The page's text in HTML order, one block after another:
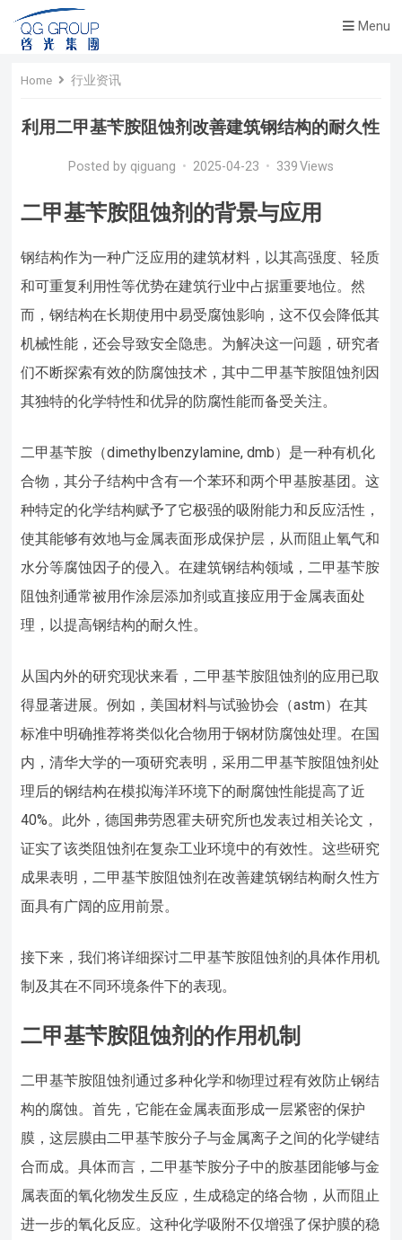
Menu
Home 行业资讯
利用二甲基苄胺阻蚀剂改善建筑钢结构的耐久性
Posted by qiguang • 2025-04-23 • 339Views
二甲基苄胺阻蚀剂的背景与应用
钢结构作为一种广泛应用的建筑材料，以其高强度、轻质
和可重复利用性等优势在建筑行业中占据重要地位。然
而，钢结构在长期使用中易受腐蚀影响，这不仅会降低其
机械性能，还会导致安全隐患。为解决这一问题，研究者
们不断探索有效的防腐蚀技术，其中二甲基苄胺阻蚀剂因
其独特的化学特性和优异的防腐性能而备受关注。
二甲基苄胺（dimethylbenzylamine, dmb）是一种有机化
合物，其分子结构中含有一个苯环和两个甲基胺基团。这
种特定的化学结构赋予了它极强的吸附能力和反应活性，
使其能够有效地与金属表面形成保护层，从而阻止氧气和
水分等腐蚀因子的侵入。在建筑钢结构领域，二甲基苄胺
阻蚀剂通常被用作涂层添加剂或直接应用于金属表面处
理，以提高钢结构的耐久性。
从国内外的研究现状来看，二甲基苄胺阻蚀剂的应用已取
得显著进展。例如，美国材料与试验协会（astm）在其
标准中明确推荐将类似化合物用于钢材防腐蚀处理。在国
内，清华大学的一项研究表明，采用二甲基苄胺阻蚀剂处
理后的钢结构在模拟海洋环境下的耐腐蚀性能提高了近
40%。此外，德国弗劳恩霍夫研究所也发表过相关论文，
证实了该类阻蚀剂在复杂工业环境中的有效性。这些研究
成果表明，二甲基苄胺阻蚀剂在改善建筑钢结构耐久性方
面具有广阔的应用前景。
接下来，我们将详细探讨二甲基苄胺阻蚀剂的具体作用机
制及其在不同环境条件下的表现。
二甲基苄胺阻蚀剂的作用机制
二甲基苄胺阻蚀剂通过多种化学和物理过程有效防止钢结
构的腐蚀。首先，它能在金属表面形成一层紧密的保护
膜，这层膜由二甲基苄胺分子与金属离子之间的化学键结
合而成。具体而言，二甲基苄胺分子中的胺基团能够与金
属表面的氧化物发生反应，生成稳定的络合物，从而阻止
进一步的氧化反应。这种化学吸附不仅增强了保护膜的稳